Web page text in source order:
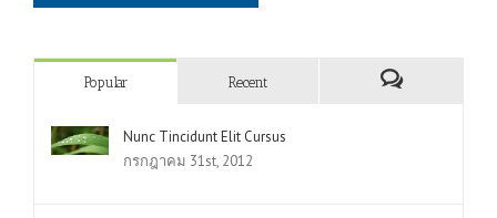
Popular Recent
Nunc Tincidunt Elit Cursus
กรกฎาคม 31st, 2012